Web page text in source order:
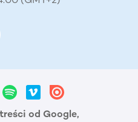
od Google,